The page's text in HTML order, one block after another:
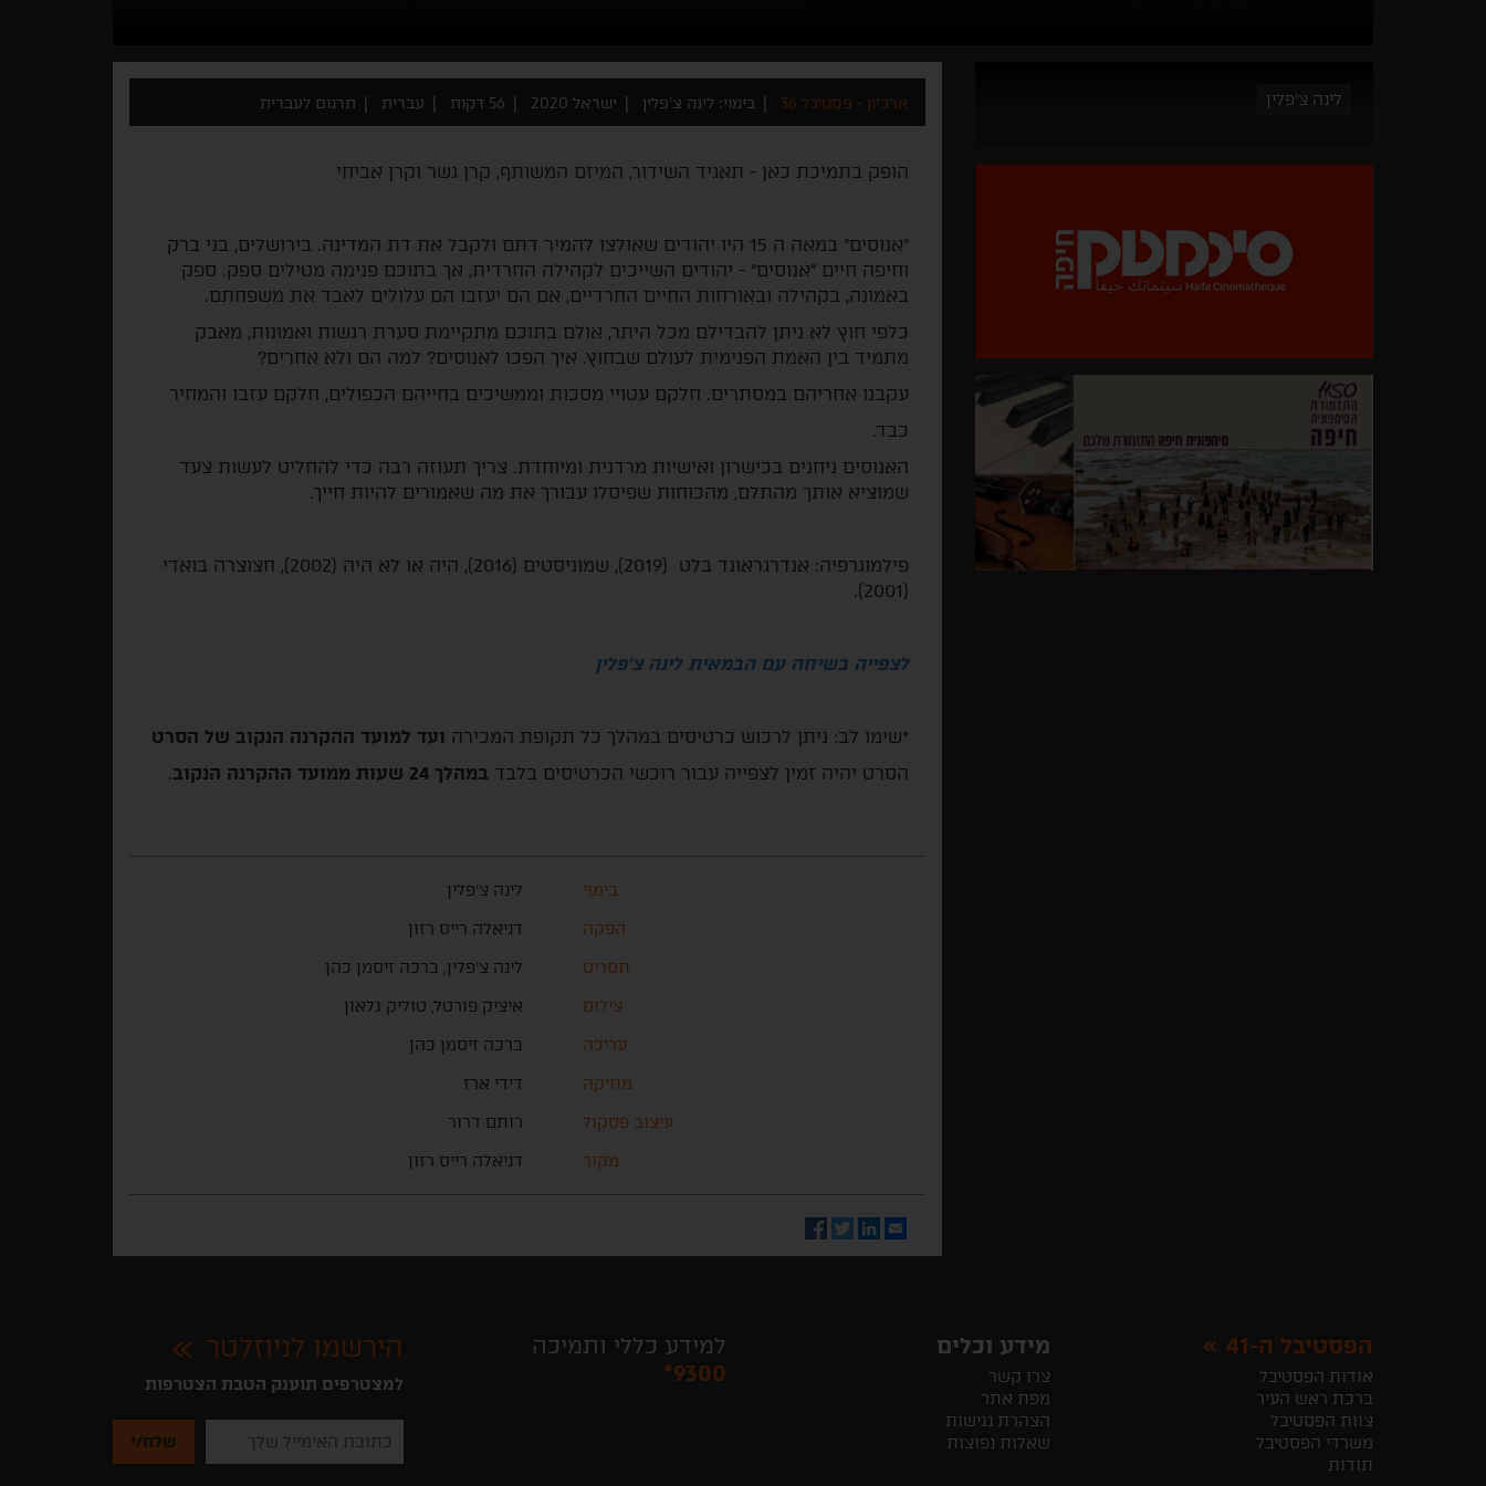
לינה צ'פלין ארכיון - פסטיבל 36 בימוי: לינה צ'פלין ישראל 2020 56 דקות עברית תרגום לעברית
הופק בתמיכת כאן - תאגיד השידור, המיזם המשותף, קרן גשר וקרן אביחי
"אנוסים" במאה ה 15 היו יהודים שאולצו להמיר דתם ולקבל את דת המדינה. בירושלים, בני ברק
וחיפה חיים "אנוסים" - יהודים השייכים לקהילה החרדית, אך בתוכם פנימה מטילים ספק. ספק
באמונה, בקהילה ובאורחות החיים החרדיים, אם הם יעזבו הם עלולים לאבד את משפחתם.
כלפי חוץ לא ניתן להבדילם מכל היתר, אולם בתוכם מתקיימת סערת רגשות ואמונות, מאבק
מתמיד בין האמת הפנימית לעולם שבחוץ. איך הפכו לאנוסים? למה הם ולא אחרים?
עקבנו אחריהם במסתרים. חלקם עטויי מסכות וממשיכים בחייהם הכפולים, חלקם עזבו והמחיר
כבד.
האנוסים ניחנים בכישרון ואישיות מרדנית ומיוחדת. צריך תעוזה רבה כדי להחליט לעשות צעד
שמוציא אותך מהתלם, מהכוחות שפיסלו עבורך את מה שאמורים להיות חייך.
פילמוגרפיה: אנדרגראונד בלט (2019), שמוניסטים (2016), היה או לא היה (2002), חצוצרה בואדי
(2001).
לצפייה בשיחה עם הבמאית לינה צ'פלין
*שימו לב: ניתן לרכוש כרטיסים במהלך כל תקופת המכירה ועד למועד ההקרנה הנקוב של הסרט
הסרט יהיה זמין לצפייה עבור רוכשי הכרטיסים בלבד במהלך 24 שעות ממועד ההקרנה הנקוב .
בימוי
לינה צ'פלין
הפקה
דניאלה רייס רזון
תסריט
לינה צ'פלין, ברכה זיסמן כהן
צילום
איציק פורטל, טוליק גלאון
עריכה
ברכה זיסמן כהן
מוזיקה
דידי ארז
עיצוב פסקול
רותם דרור
מקור
דניאלה רייס רזון
Email
LinkedIn
Twitter
Facebook
הפסטיבל ה-41
אודות הפסטיבל
ברכת ראש העיר
צוות הפסטיבל
משרדי הפסטיבל
תודות
מידע וכלים
צרו קשר
מפת אתר
הצהרת נגישות
שאלות נפוצות
למידע כללי ותמיכה
*9300
הירשמו לניוזלטר
למצטרפים תוענק הטבת הצטרפות
להזין
את